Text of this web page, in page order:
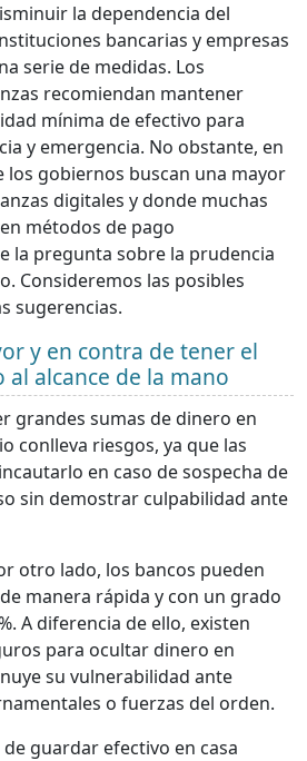
la dependencia del
bancarias y empresas
serie de medidas. Los
recomiendan mantener
mínima de efectivo para
y emergencia. No obstante, en
los gobiernos buscan una mayor
digitales y donde muchas
métodos de pago
la pregunta sobre la prudencia
Consideremos las posibles
sugerencias.
y en contra de tener el
alcance de la mano
grandes sumas de dinero en
conlleva riesgos, ya que las
en caso de sospecha de
sin demostrar culpabilidad ante
otro lado, los bancos pueden
manera rápida y con un grado
A diferencia de ello, existen
para ocultar dinero en
su vulnerabilidad ante
o fuerzas del orden.
guardar efectivo en casa